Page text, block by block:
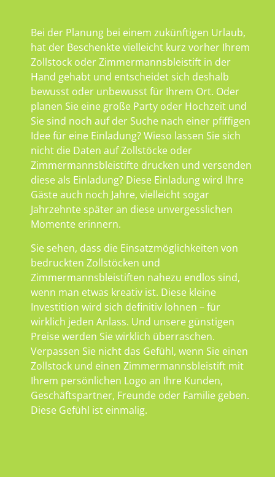
Bei der Planung bei einem zukünftigen Urlaub,
hat der Beschenkte vielleicht kurz vorher Ihrem
Zollstock oder Zimmermannsbleistift in der
Hand gehabt und entscheidet sich deshalb
bewusst oder unbewusst für Ihrem Ort. Oder
planen Sie eine große Party oder Hochzeit und
Sie sind noch auf der Suche nach einer pfiffigen
Idee für eine Einladung? Wieso lassen Sie sich
nicht die Daten auf Zollstöcke oder
Zimmermannsbleistifte drucken und versenden
diese als Einladung? Diese Einladung wird Ihre
Gäste auch noch Jahre, vielleicht sogar
Jahrzehnte später an diese unvergesslichen
Momente erinnern.
Sie sehen, dass die Einsatzmöglichkeiten von
bedruckten Zollstöcken und
Zimmermannsbleistiften nahezu endlos sind,
wenn man etwas kreativ ist. Diese kleine
Investition wird sich definitiv lohnen – für
wirklich jeden Anlass. Und unsere günstigen
Preise werden Sie wirklich überraschen.
Verpassen Sie nicht das Gefühl, wenn Sie einen
Zollstock und einen Zimmermannsbleistift mit
Ihrem persönlichen Logo an Ihre Kunden,
Geschäftspartner, Freunde oder Familie geben.
Diese Gefühl ist einmalig.